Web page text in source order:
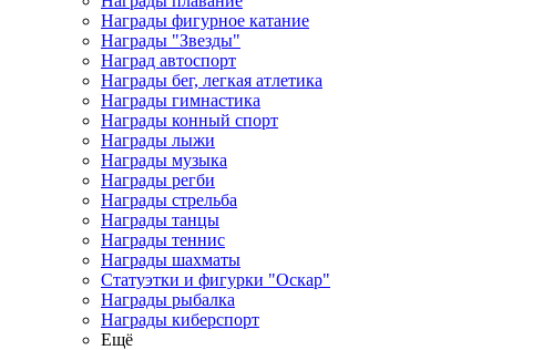
Награды фигурное катание
Награды "Звезды"
Наград автоспорт
Награды бег, легкая атлетика
Награды гимнастика
Награды конный спорт
Награды лыжи
Награды музыка
Награды регби
Награды стрельба
Награды танцы
Награды теннис
Награды шахматы
Статуэтки и фигурки "Оскар"
Награды рыбалка
Награды киберспорт
Ещё